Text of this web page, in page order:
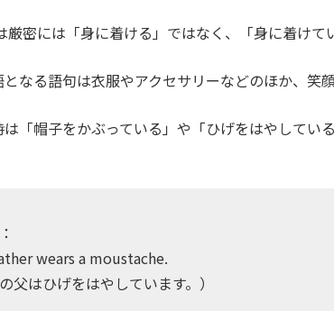
厳密には「身に着ける」ではなく、「身に着けて
となる語句は衣服やアクセサリーなどのほか、笑
は「帽子をかぶっている」や「ひげをはやしてい
wears a moustache.
の父はひげをはやしています。）